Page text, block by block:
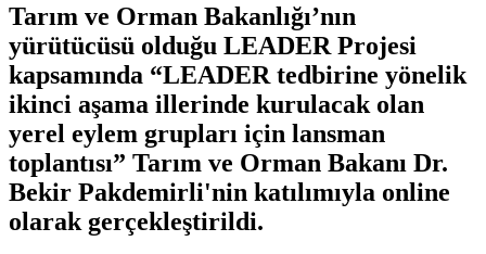
Tarım ve Orman Bakanlığı’nın
yürütücüsü olduğu LEADER Projesi
kapsamında “LEADER tedbirine yönelik
ikinci aşama illerinde kurulacak olan
yerel eylem grupları için lansman
toplantısı” Tarım ve Orman Bakanı Dr.
Bekir Pakdemirli'nin katılımıyla online
olarak gerçekleştirildi.